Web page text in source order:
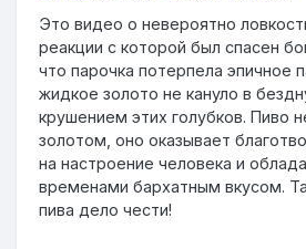
Это видео о невероятно
реакции с которой был спасен
что парочка потерпела эпичное
жидкое золото не кануло в
крушением этих голубков. Пиво
золотом, оно оказывает
на настроение человека и
временами бархатным вкусом.
пива дело чести!